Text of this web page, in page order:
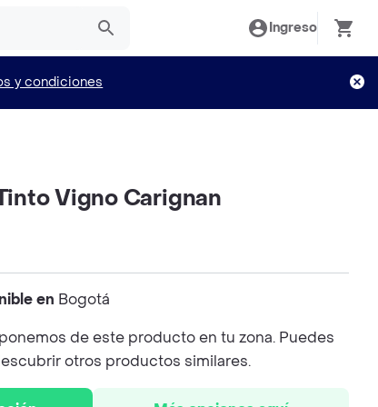
Ingreso
y condiciones
Vigno Carignan
en Bogotá
de este producto en tu zona. Puedes
otros productos similares.